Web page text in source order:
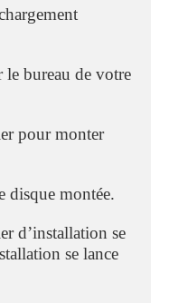
le bureau de votre
pour monter
disque montée.
d’installation se
se lance